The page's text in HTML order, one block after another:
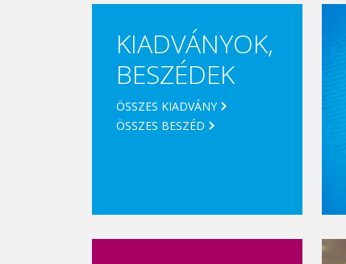
KIADVÁNYOK,
BESZÉDEK
ÖSSZES KIADVÁNY
ÖSSZES BESZÉD